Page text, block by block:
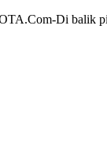
Di balik